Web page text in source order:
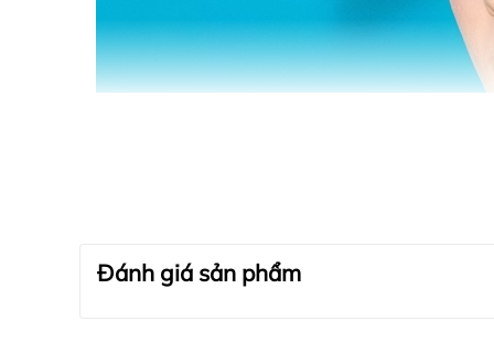
Đánh giá sản phẩm